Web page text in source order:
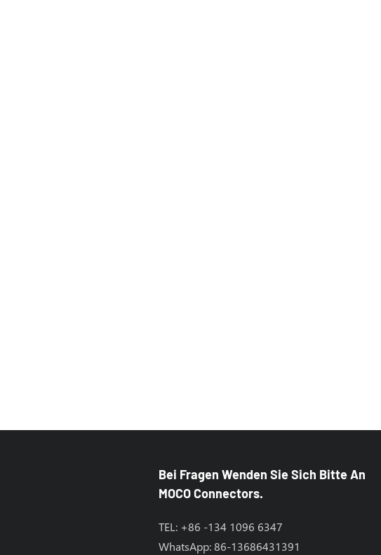
Bei Fragen Wenden Sie Sich Bitte An
MOCO Connectors.
TEL: +86 -134 1096 6347
WhatsApp: 86-13686431391